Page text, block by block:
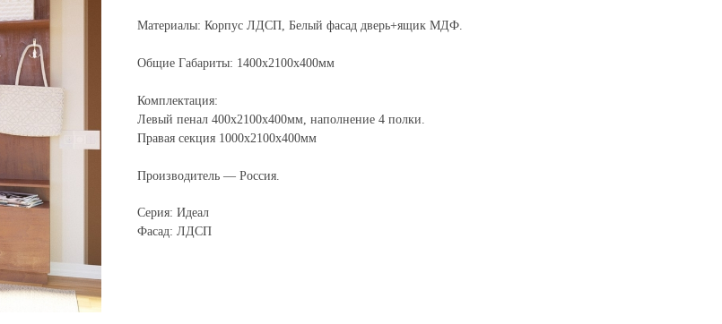
Материалы: Корпус ЛДСП, Белый фасад дверь+ящик МДФ.
Общие Габариты: 1400х2100х400мм
Комплектация:
Левый пенал 400х2100х400мм, наполнение 4 полки.
Правая секция 1000х2100х400мм
Производитель — Россия.
Серия: Идеал
Фасад: ЛДСП